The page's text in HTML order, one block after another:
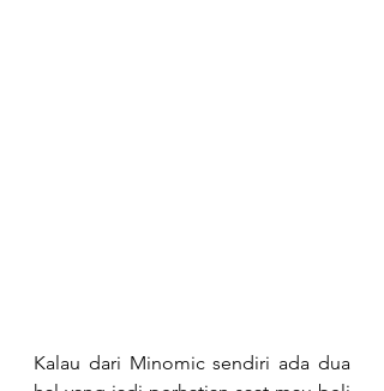
Kalau dari Minomic sendiri ada dua